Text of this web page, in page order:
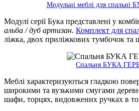
Модульні меблі для
Модулі серії Бука представлені у
альба / дуб артизан. Комплект для
ліжка, двох приліжкових тумбочок та
Спальня БУКА
Меблі характеризуються гладкою
широкими та вузькими смугами
шафи, торцях, видовжених ручках в